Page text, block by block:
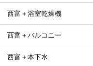
西富＋浴室乾燥機
西富＋バルコニー
西富＋本下水